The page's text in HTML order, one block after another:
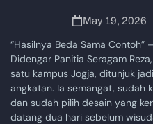
May 19, 2026
“Hasilnya Beda Sama Contoh”
Didengar Panitia Seragam
satu kampus Jogja, ditunjuk
angkatan. Ia semangat, sudah
dan sudah pilih desain yang
datang dua hari sebelum